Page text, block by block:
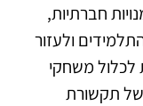
חברתיות,
ולעזור
לכלול משחקי
של תקשורת